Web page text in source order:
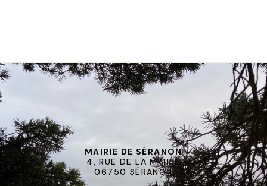
MAIRIE DE SÉRANON
4, RUE DE LA MAIRIE
06750 SÉRANON